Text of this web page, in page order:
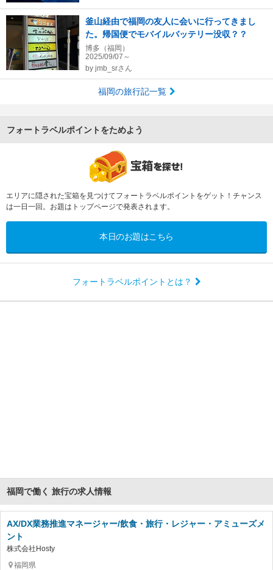
釜山経由で福岡の友人に会いに行ってきまし
た。帰国便でモバイルバッテリー没収？？
博多（福岡）
2025/09/07～
by jmb_srさん
福岡の旅行記一覧
フォートラベルポイントをためよう
エリアに隠された宝箱を見つけてフォートラベルポイントをゲット！チャンス
は一日一回。お題はトップページで発表されます。
本日のお題はこちら
フォートラベルポイントとは？
福岡で働く 旅行の求人情報
AX/DX業務推進マネージャー/飲食・旅行・レジャー・アミューズメ
ント
株式会社Hosty
福岡県